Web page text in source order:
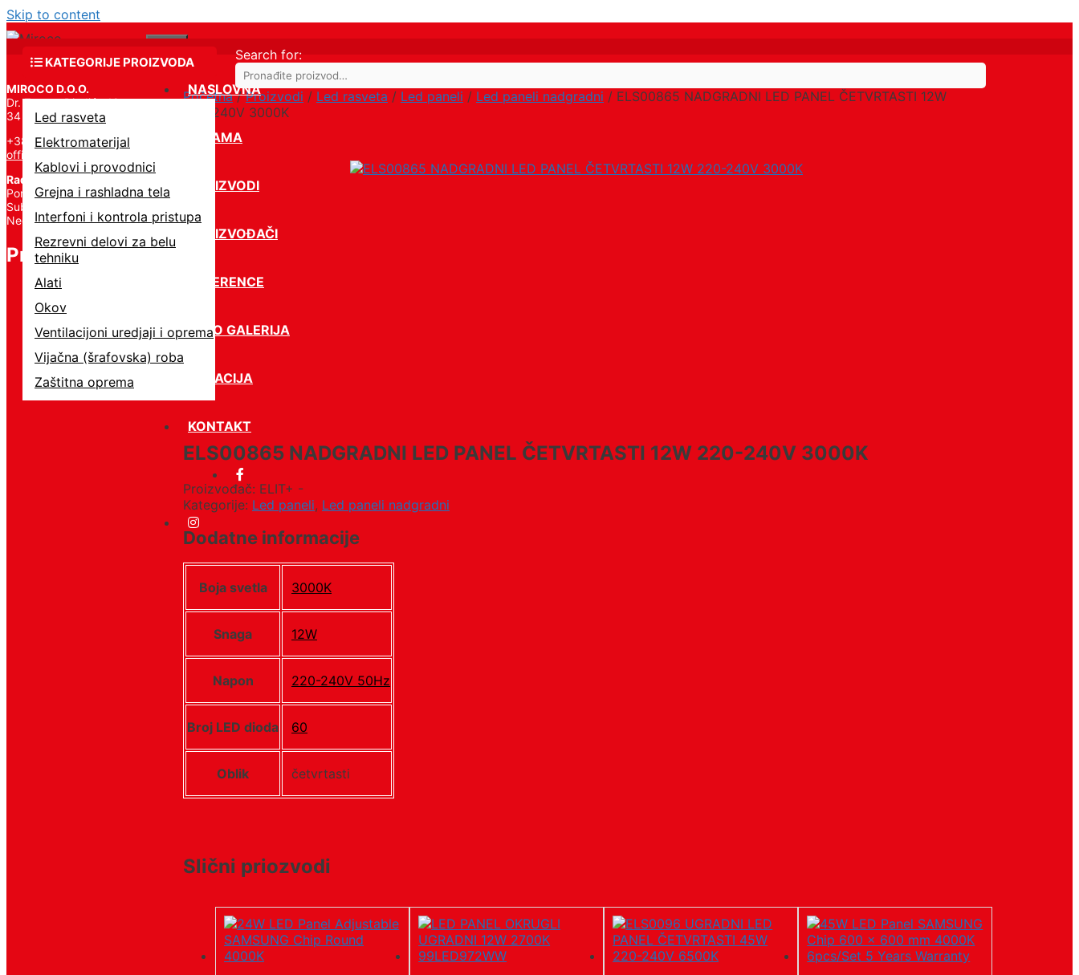
Skip to content
NASLOVNA
O NAMA
PROIZVODI
PROIZVOĐAČI
REFERENCE
FOTO GALERIJA
LOKACIJA
KONTAKT
KATEGORIJE PROIZVODA Search for:
Led rasveta
Elektromaterijal
Kablovi i provodnici
Grejna i rashladna tela
Interfoni i kontrola pristupa
Rezrevni delovi za belu
tehniku
Alati
Okov
Ventilacijoni uredjaji i oprema
Vijačna (šrafovska) roba
Zaštitna oprema
Početna/Proizvodi / Led rasveta / Led paneli / Led paneli nadgradni / ELS00865 NADGRADNI LED PANEL ČETVRTASTI 12W
220-240V 3000K
ELS00865 NADGRADNI LED PANEL ČETVRTASTI 12W 220-240V 3000K
Proizvođač: ELIT+ -
Kategorije: Led paneli, Led paneli nadgradni
Dodatne informacije
Boja svetla 3000K
Snaga 12W
Napon 220-240V 50Hz
Broj LED dioda 60
Oblik četvrtasti
Slični priozvodi
MIROCO D.O.O.
Dr. Zorana Đinđića 19,
34 000 Kragujevac
+381 34 331 824
office@miroco.rs
Radno vreme
Pon – Petak | 8:00 – 20:00,
Subota | 8:00 – 15:00,
Nedelja – Ne radimo
Proizvodi